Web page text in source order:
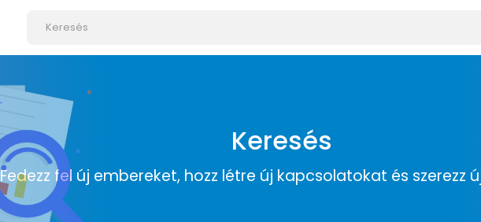
Keresés
Fedezz fel új embereket, hozz létre új kapcsolatokat és szerezz